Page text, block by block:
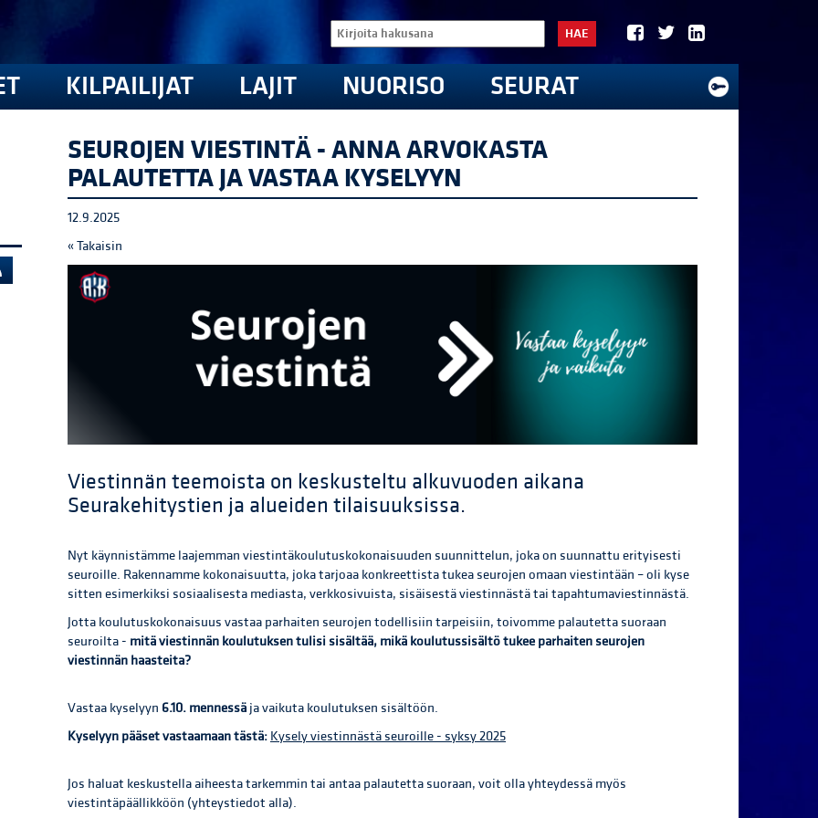
HAE
KILPAILIJAT LAJIT NUORISO SEURAT
SEUROJEN VIESTINTÄ - ANNA ARVOKASTA
PALAUTETTA JA VASTAA KYSELYYN
12.9.2025
« Takaisin
Viestinnän teemoista on keskusteltu alkuvuoden aikana
Seurakehitystien ja alueiden tilaisuuksissa.
Nyt käynnistämme laajemman viestintäkoulutuskokonaisuuden suunnittelun, joka on suunnattu erityisesti
seuroille. Rakennamme kokonaisuutta, joka tarjoaa konkreettista tukea seurojen omaan viestintään – oli kyse
sitten esimerkiksi sosiaalisesta mediasta, verkkosivuista, sisäisestä viestinnästä tai tapahtumaviestinnästä.
Jotta koulutuskokonaisuus vastaa parhaiten seurojen todellisiin tarpeisiin, toivomme palautetta suoraan
seuroilta - mitä viestinnän koulutuksen tulisi sisältää, mikä koulutussisältö tukee parhaiten seurojen
viestinnän haasteita?
Vastaa kyselyyn 6.10. mennessä ja vaikuta koulutuksen sisältöön.
Kyselyyn pääset vastaamaan tästä: Kysely viestinnästä seuroille - syksy 2025
Jos haluat keskustella aiheesta tarkemmin tai antaa palautetta suoraan, voit olla yhteydessä myös
viestintäpäällikköön (yhteystiedot alla).